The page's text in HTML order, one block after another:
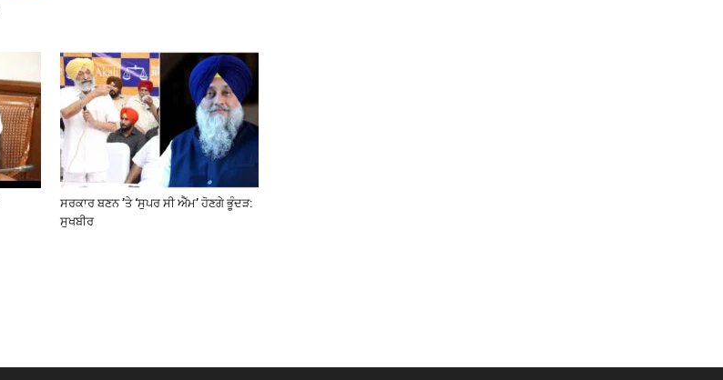
ਸਰਕਾਰ ਬਣਨ ’ਤੇ ‘ਸੁਪਰ ਸੀ ਐੱਮ’ ਹੋਣਗੇ ਭੂੰਦੜ:
ਸੁਖਬੀਰ